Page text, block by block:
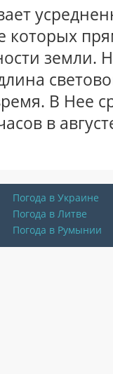
которых
земли.
В Нее
в
Погода в Украине
Погода в Литве
Погода в Румынии